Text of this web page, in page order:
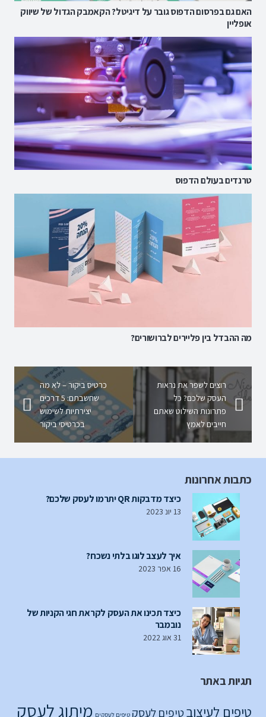
האם גם בפרסום הדפוס גובר על דיגיטל? הקאמבק הגדול של שיווק
אופליין
טרנדים בעולם הדפוס
מה ההבדל בין פליירים לברושורים?
כרטיס ביקור – לא מה
שחשבתם: 5 דרכים
יצירתיות לשימוש
בכרטיסי ביקור
רוצים לשפר את נראות
העסק שלכם? כל
פתרונות השילוט שאתם
חייבים לאמץ
כתבות אחרונות
כיצד מדבקות QR יתרמו לעסק שלכם?
13 יונ 2023
איך לעצב לוגו בלתי נשכח?
16 אפר 2023
כיצד תכינו את העסק לקראת חגי הקניות של
נובמבר
31 אוג 2022
תגיות באתר
טיפים לעיצובטיפים לעסק טיפים לעסקים מיתוג לעסק